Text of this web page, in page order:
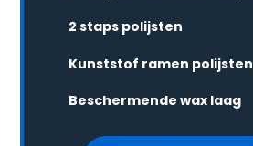
2 staps polijsten
Kunststof ramen polijsten
Beschermende wax laag